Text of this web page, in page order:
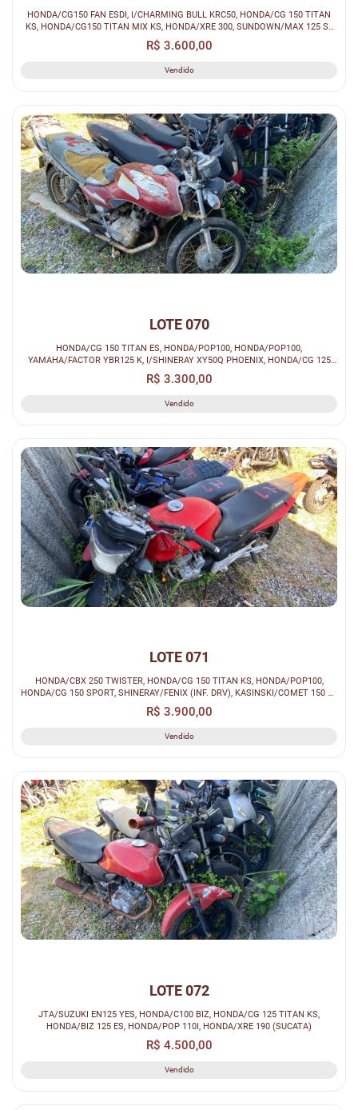
HONDA/CG150 FAN ESDI, I/CHARMING BULL KRC50, HONDA/CG 150 TITAN
KS, HONDA/CG150 TITAN MIX KS, HONDA/XRE 300, SUNDOWN/MAX 125 SE
(SUCATA)
R$ 3.600,00
Vendido
LOTE 070
HONDA/CG 150 TITAN ES, HONDA/POP100, HONDA/POP100,
YAMAHA/FACTOR YBR125 K, I/SHINERAY XY50Q PHOENIX, HONDA/CG 125
TITAN KS (SUCATA)
R$ 3.300,00
Vendido
LOTE 071
HONDA/CBX 250 TWISTER, HONDA/CG 150 TITAN KS, HONDA/POP100,
HONDA/CG 150 SPORT, SHINERAY/FENIX (INF. DRV), KASINSKI/COMET 150 70
(SUCATA)
R$ 3.900,00
Vendido
LOTE 072
JTA/SUZUKI EN125 YES, HONDA/C100 BIZ, HONDA/CG 125 TITAN KS,
HONDA/BIZ 125 ES, HONDA/POP 110I, HONDA/XRE 190 (SUCATA)
R$ 4.500,00
Vendido